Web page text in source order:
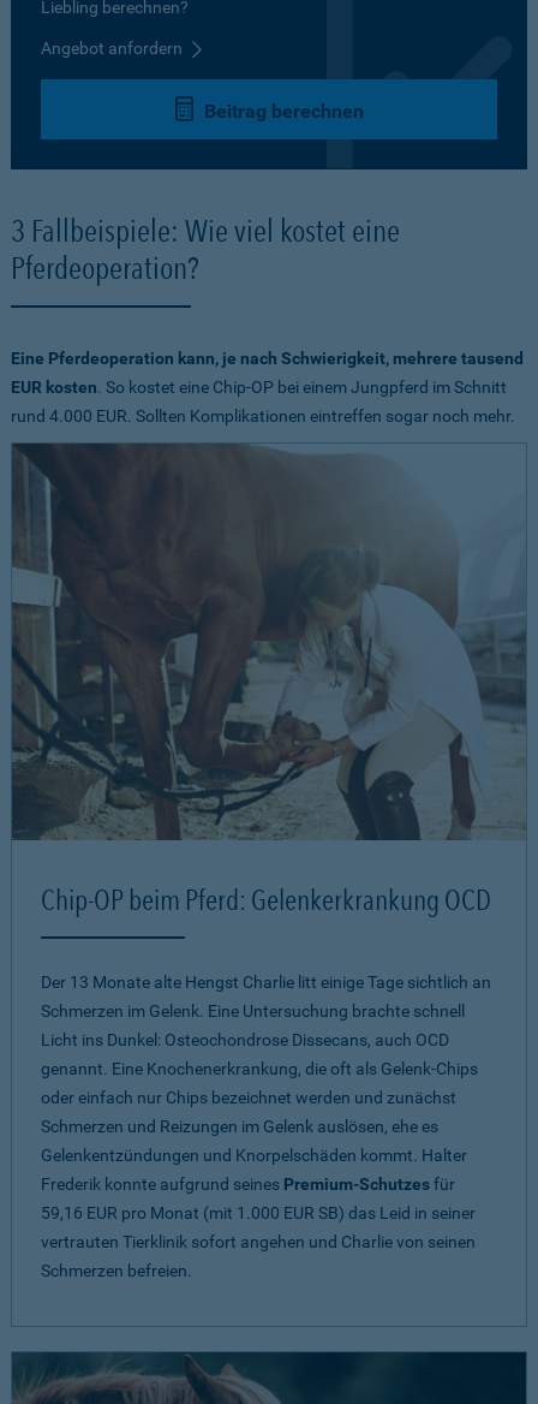
Liebling berechnen?
Angebot anfordern
Beitrag berechnen
3 Fallbeispiele: Wie viel kostet eine
Pferdeoperation?
Eine Pferdeoperation kann, je nach Schwierigkeit, mehrere tausend
EUR kosten. So kostet eine Chip-OP bei einem Jungpferd im Schnitt
rund 4.000 EUR. Sollten Komplikationen eintreffen sogar noch mehr.
Chip-OP beim Pferd: Gelenkerkrankung OCD
Der 13 Monate alte Hengst Charlie litt einige Tage sichtlich an
Schmerzen im Gelenk. Eine Untersuchung brachte schnell
Licht ins Dunkel: Osteochondrose Dissecans, auch OCD
genannt. Eine Knochenerkrankung, die oft als Gelenk-Chips
oder einfach nur Chips bezeichnet werden und zunächst
Schmerzen und Reizungen im Gelenk auslösen, ehe es
Gelenkentzündungen und Knorpelschäden kommt. Halter
Frederik konnte aufgrund seines Premium-Schutzesfür
59,16 EUR pro Monat (mit 1.000 EUR SB) das Leid in seiner
vertrauten Tierklinik sofort angehen und Charlie von seinen
Schmerzen befreien.